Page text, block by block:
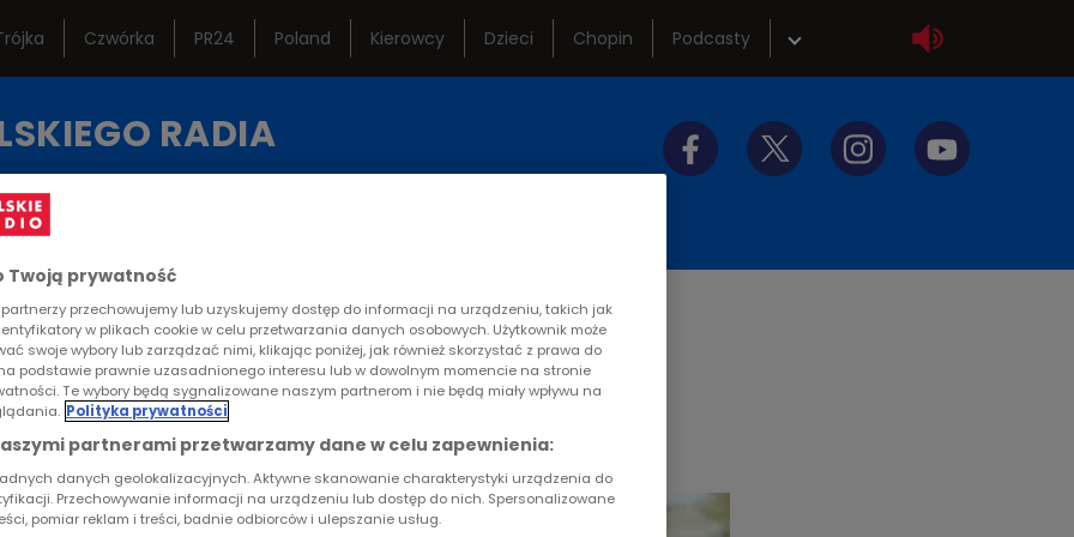
Czwórka PR24 Poland Kierowcy Dzieci Chopin Podcasty
Polskiego Radia
Teatr Polskiego Radia
Częstotliwości Szkolenia
RADIA
Zakrzewski
Twoją prywatność
partnerzy przechowujemy lub uzyskujemy dostęp do informacji na urządzeniu, takich jak
w plikach cookie w celu przetwarzania danych osobowych. Użytkownik może
swoje wybory lub zarządzać nimi, klikając poniżej, jak również skorzystać z prawa do
podstawie prawnie uzasadnionego interesu lub w dowolnym momencie na stronie
Te wybory będą sygnalizowane naszym partnerom i nie będą miały wpływu na
Polityka prywatności
partnerami przetwarzamy dane w celu zapewnienia:
danych geolokalizacyjnych. Aktywne skanowanie charakterystyki urządzenia do
Przechowywanie informacji na urządzeniu lub dostęp do nich. Spersonalizowane
pomiar reklam i treści, badnie odbiorców i ulepszanie usług.